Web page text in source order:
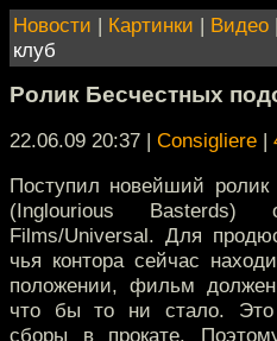
Новости | Картинки | Видео |
клуб
Ролик Бесчестных
22.06.09 20:37 | Consigliere |
Поступил новейший ролик
(Inglourious Basterds)
Films/Universal. Для
чья контора сейчас
положении, фильм
что бы то ни стало. Это
сборы в прокате.